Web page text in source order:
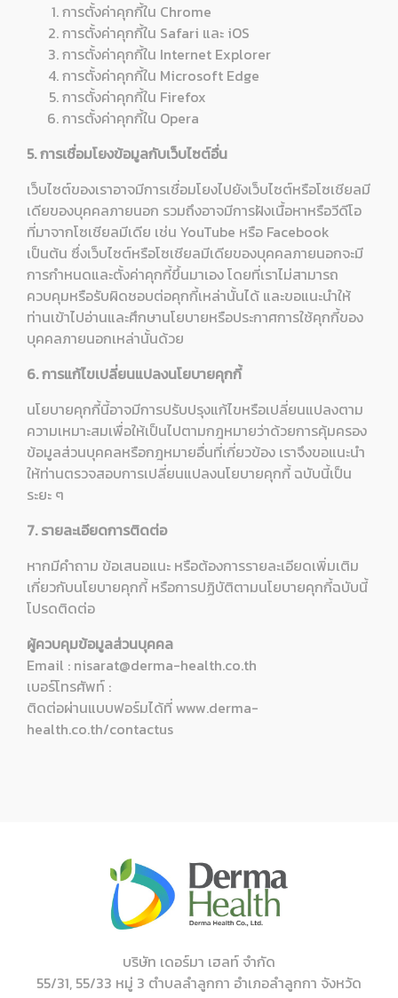
การตั้งค่าคุกกี้ใน Chrome
การตั้งค่าคุกกี้ใน Safari และ iOS
การตั้งค่าคุกกี้ใน Internet Explorer
การตั้งค่าคุกกี้ใน Microsoft Edge
การตั้งค่าคุกกี้ใน Firefox
การตั้งค่าคุกกี้ใน Opera
5. การเชื่อมโยงข้อมูลกับเว็บไซต์อื่น
เว็บไซต์ของเราอาจมีการเชื่อมโยงไปยังเว็บไซต์หรือโซเชียลมี
เดียของบุคคลภายนอก รวมถึงอาจมีการฝังเนื้อหาหรือวีดีโอ
ที่มาจากโซเชียลมีเดีย เช่น YouTube หรือ Facebook
เป็นต้น ซึ่งเว็บไซต์หรือโซเชียลมีเดียของบุคคลภายนอกจะมี
การกำหนดและตั้งค่าคุกกี้ขึ้นมาเอง โดยที่เราไม่สามารถ
ควบคุมหรือรับผิดชอบต่อคุกกี้เหล่านั้นได้ และขอแนะนำให้
ท่านเข้าไปอ่านและศึกษานโยบายหรือประกาศการใช้คุกกี้ของ
บุคคลภายนอกเหล่านั้นด้วย
6. การแก้ไขเปลี่ยนแปลงนโยบายคุกกี้
นโยบายคุกกี้นี้อาจมีการปรับปรุงแก้ไขหรือเปลี่ยนแปลงตาม
ความเหมาะสมเพื่อให้เป็นไปตามกฎหมายว่าด้วยการคุ้มครอง
ข้อมูลส่วนบุคคลหรือกฎหมายอื่นที่เกี่ยวข้อง เราจึงขอแนะนำ
ให้ท่านตรวจสอบการเปลี่ยนแปลงนโยบายคุกกี้ ฉบับนี้เป็น
ระยะ ๆ
7. รายละเอียดการติดต่อ
หากมีคำถาม ข้อเสนอแนะ หรือต้องการรายละเอียดเพิ่มเติม
เกี่ยวกับนโยบายคุกกี้ หรือการปฏิบัติตามนโยบายคุกกี้ฉบับนี้
โปรดติดต่อ
ผู้ควบคุมข้อมูลส่วนบุคคล
Email : nisarat@derma-health.co.th
เบอร์โทรศัพท์ :
ติดต่อผ่านแบบฟอร์มได้ที่www.derma-
health.co.th/contactus
บริษัท เดอร์มา เฮลท์ จำกัด
55/31, 55/33 หมู่ 3 ตำบลลำลูกกา อำเภอลำลูกกา จังหวัด